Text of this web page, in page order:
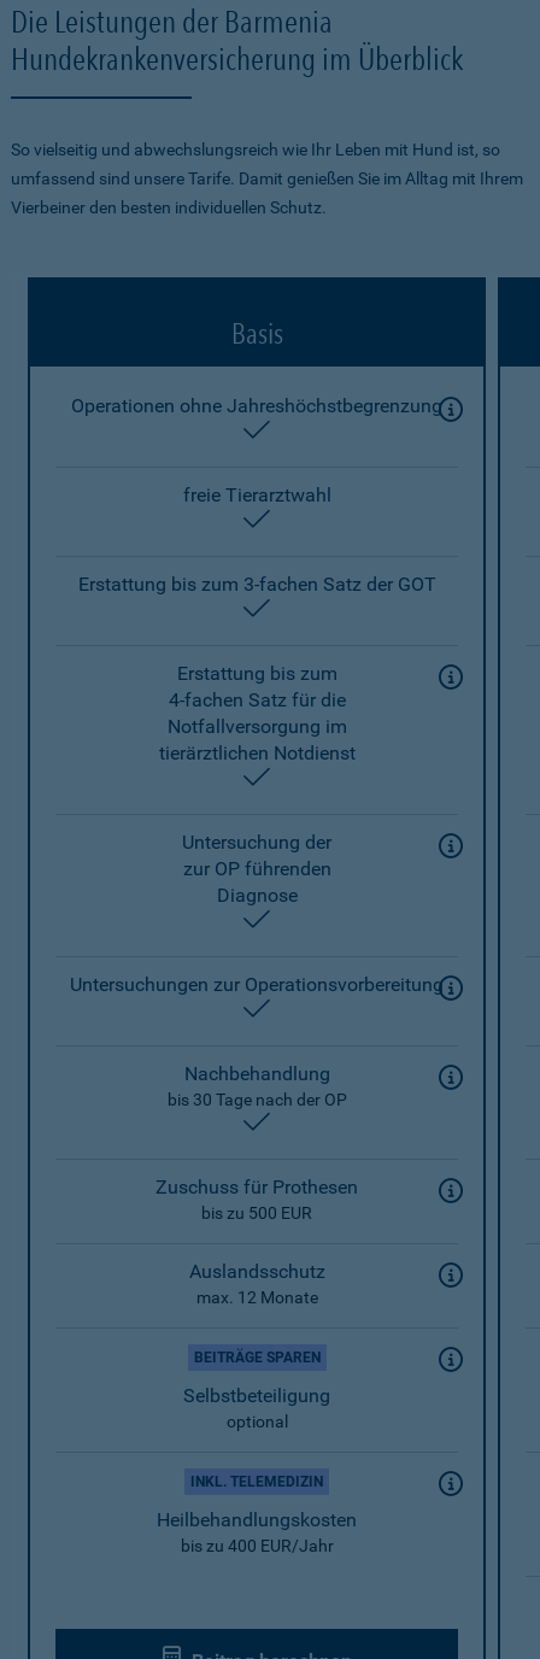
Die Leistungen der Barmenia
Hundekrankenversicherung im Überblick
So vielseitig und abwechslungsreich wie Ihr Leben mit Hund ist, so
umfassend sind unsere Tarife. Damit genießen Sie im Alltag mit Ihrem
Vierbeiner den besten individuellen Schutz.
Basis
Operationen ohne Jahreshöchstbegrenzung
freie Tierarztwahl
Erstattung bis zum 3-fachen Satz der GOT
Erstattung bis zum
4-fachen Satz für die
Notfallversorgung im
tierärztlichen Notdienst
Untersuchung der
zur OP führenden
Diagnose
Untersuchungen zur Operationsvorbereitung
Nachbehandlung
bis 30 Tage nach der OP
Zuschuss für Prothesen
bis zu 500 EUR
Auslandsschutz
max. 12 Monate
BEITRÄGE SPAREN
Selbstbeteiligung
optional
INKL. TELEMEDIZIN
Heilbehandlungskosten
bis zu 400 EUR/Jahr